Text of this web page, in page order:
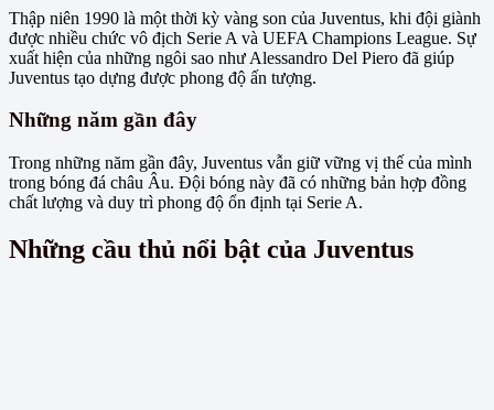
Thập niên 1990 là một thời kỳ vàng son của Juventus, khi đội giành
được nhiều chức vô địch Serie A và UEFA Champions League. Sự
xuất hiện của những ngôi sao như Alessandro Del Piero đã giúp
Juventus tạo dựng được phong độ ấn tượng.
Những năm gần đây
Trong những năm gần đây, Juventus vẫn giữ vững vị thế của mình
trong bóng đá châu Âu. Đội bóng này đã có những bản hợp đồng
chất lượng và duy trì phong độ ổn định tại Serie A.
Những cầu thủ nổi bật của Juventus